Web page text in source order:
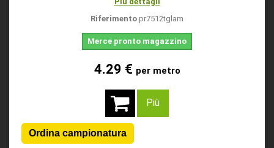
Riferimento pr7512tglam
Merce pronto magazzino
4.29 € per metro
Più